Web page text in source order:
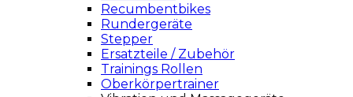
Recumbentbikes
Rundergeräte
Stepper
Ersatzteile / Zubehör
Trainings Rollen
Oberkörpertrainer